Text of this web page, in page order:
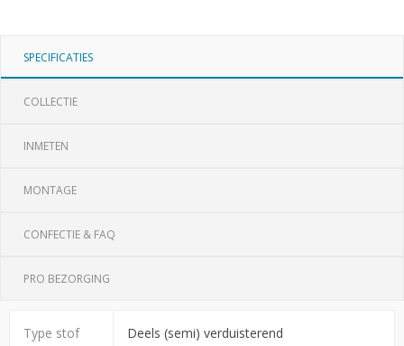
SPECIFICATIES
COLLECTIE
INMETEN
MONTAGE
CONFECTIE & FAQ
PRO BEZORGING
Type stof Deels (semi) verduisterend